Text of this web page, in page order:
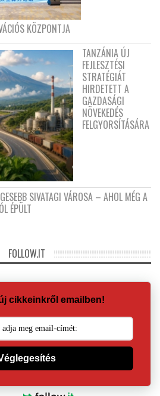
KÖZPONTJA
TANZÁNIA ÚJ
FEJLESZTÉSI
STRATÉGIÁT
HIRDETETT A
GAZDASÁGI
NÖVEKEDÉS
FELGYORSÍTÁSÁRA
SIVATAGI VÁROSA – AHOL MÉG A
ÉPÜLT
FOLLOW.IT
cikkeinkről emailben!